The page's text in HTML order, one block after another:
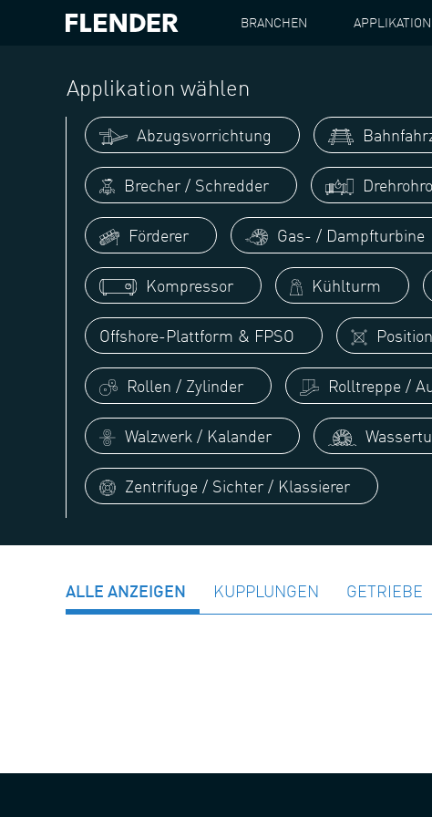
BRANCHEN
Applikation wählen
Abzugsvorrichtung
Brecher / Schredder
Förderer Gas- / Dampfturbine
Kompressor Kühlturm
Offshore-Plattform & FPSO
Rollen / Zylinder Rolltreppe /
Walzwerk / Kalander
Zentrifuge / Sichter / Klassierer
ALLE ANZEIGEN KUPPLUNGEN GETRIEBE